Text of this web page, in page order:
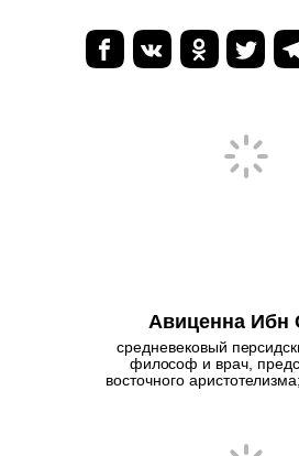
Авиценна Ибн
средневековый
философ и врач,
восточного